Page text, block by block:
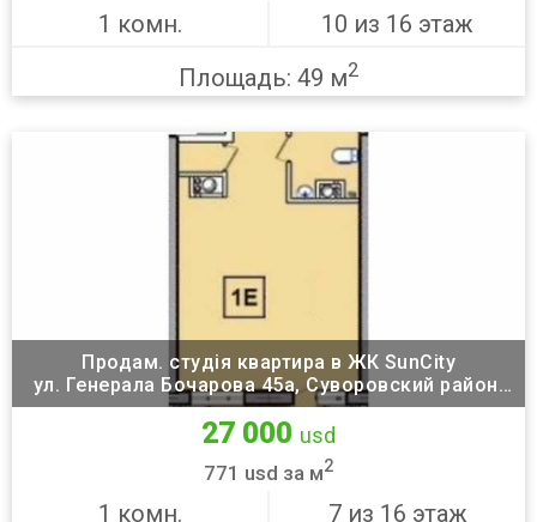
1 комн.
10 из 16 этаж
Площадь: 49 м2
Продам. студія квартира в ЖК SunCity
ул. Генерала Бочарова 45а, Суворовский район,
Одесса
27 000 usd
771 usd за м2
1 комн. 7 из 16 этаж